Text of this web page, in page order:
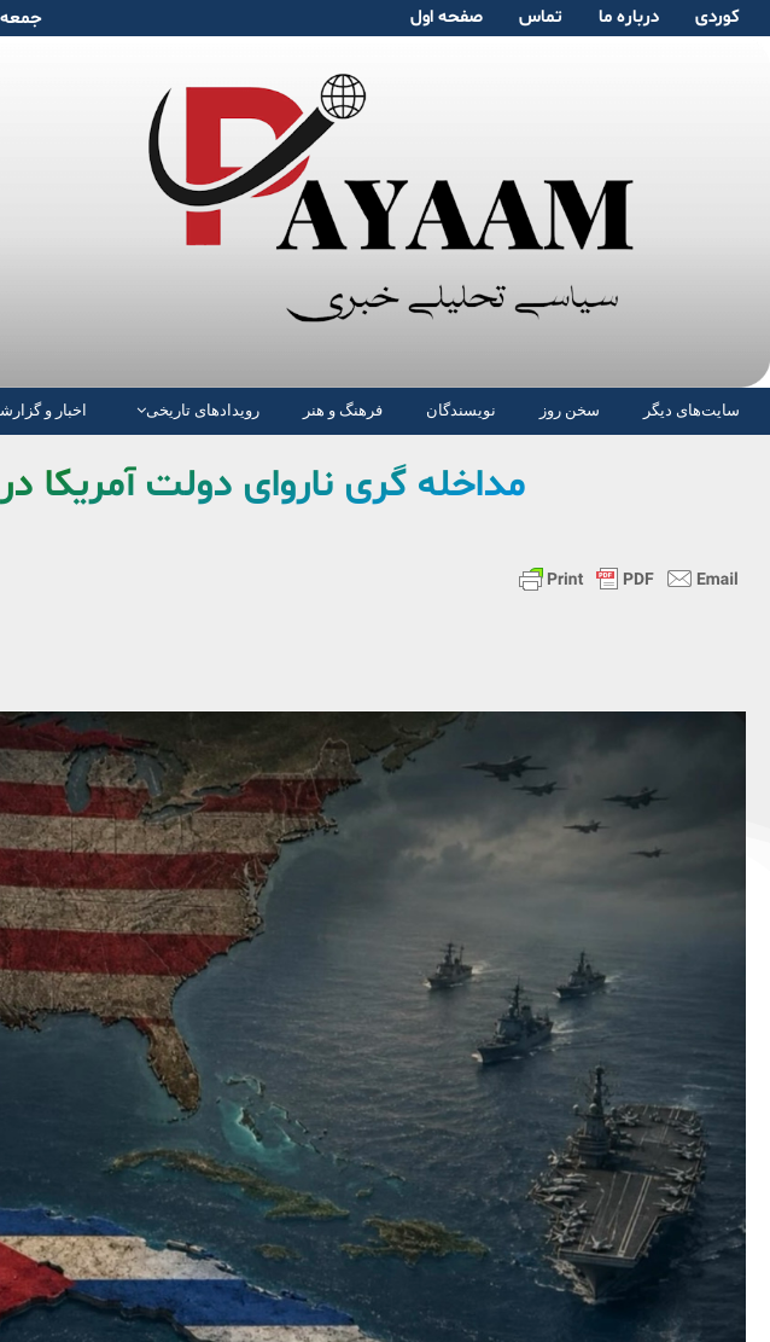
صفحە اول تماس دربارە ما کوردی جمعه 7 آگوست 2026
اخبار و رویدادهای تاریخی فرهنگ و هنر نویسندگان سخن روز سایت‌های دیگر
مداخله گری ناروای دولت آمریکا در